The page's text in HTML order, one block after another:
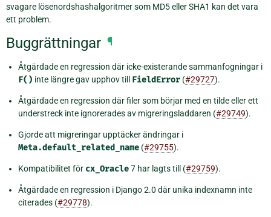
svagare lösenordshashalgoritmer som MD5 eller SHA1 kan det vara
ett problem.
Buggrättningar ¶
Åtgärdade en regression där icke-existerande sammanfogningar i
F() inte längre gav upphov till FieldError (#29727).
Åtgärdade en regression där filer som börjar med en tilde eller ett
understreck inte ignorerades av migreringsladdaren (#29749).
Gjorde att migreringar upptäcker ändringar i
Meta.default_related_name (#29755).
Kompatibilitet för cx_Oracle7 har lagts till (#29759).
Åtgärdade en regression i Django 2.0 där unika indexnamn inte
citerades (#29778).